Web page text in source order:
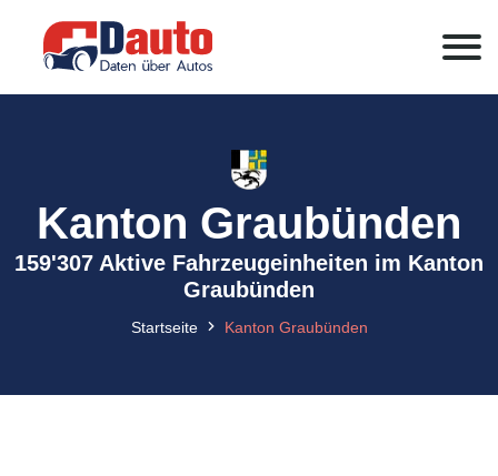
Kanton Graubünden
159'307 Aktive Fahrzeugeinheiten im Kanton
Graubünden
Startseite Kanton Graubünden